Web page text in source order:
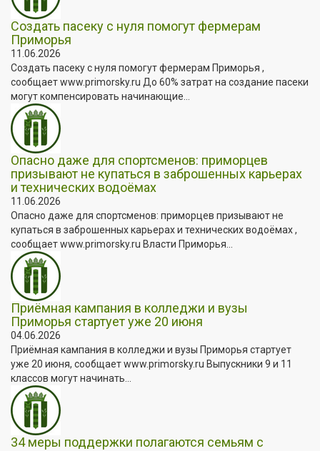
Создать пасеку с нуля помогут фермерам
Приморья
11.06.2026
Создать пасеку с нуля помогут фермерам Приморья ,
сообщает www.primorsky.ru До 60% затрат на создание пасеки
могут компенсировать начинающие...
Опасно даже для спортсменов: приморцев
призывают не купаться в заброшенных карьерах
и технических водоёмах
11.06.2026
Опасно даже для спортсменов: приморцев призывают не
купаться в заброшенных карьерах и технических водоёмах ,
сообщает www.primorsky.ru Власти Приморья...
Приёмная кампания в колледжи и вузы
Приморья стартует уже 20 июня
04.06.2026
Приёмная кампания в колледжи и вузы Приморья стартует
уже 20 июня, сообщает www.primorsky.ru Выпускники 9 и 11
классов могут начинать...
34 меры поддержки полагаются семьям с